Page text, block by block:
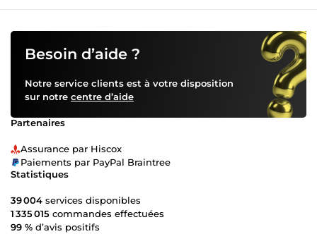
Besoin d’aide ?
Notre service clients est à votre disposition
sur notre centre d’aide
Partenaires
Assurance par Hiscox
Paiements par PayPal Braintree
Statistiques
39 004 services disponibles
1 335 015 commandes effectuées
99 % d’avis positifs